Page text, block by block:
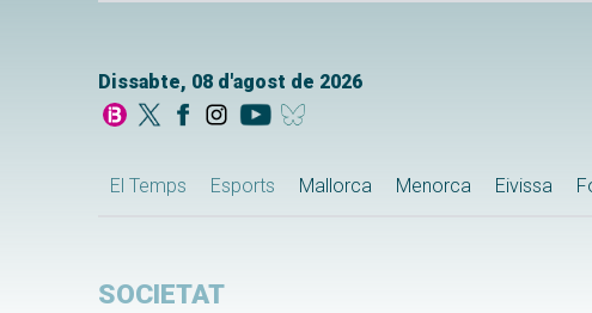
Dissabte, 08 d'agost de 2026
El Temps Esports Mallorca Menorca Eivissa
SOCIETAT